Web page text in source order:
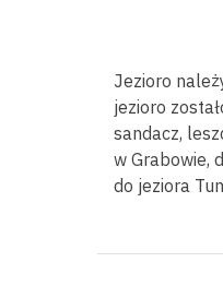
Jezioro
jezioro
sandacz,
w Grabowie,
do jeziora